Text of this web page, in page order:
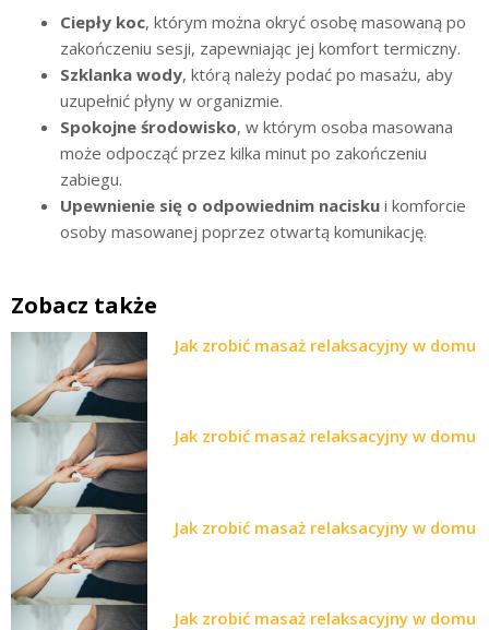
Ciepły koc, którym można okryć osobę masowaną po
zakończeniu sesji, zapewniając jej komfort termiczny.
Szklanka wody, którą należy podać po masażu, aby
uzupełnić płyny w organizmie.
Spokojne środowisko, w którym osoba masowana
może odpocząć przez kilka minut po zakończeniu
zabiegu.
Upewnienie się o odpowiednim nacisku i komforcie
osoby masowanej poprzez otwartą komunikację.
Zobacz także
Jak zrobić masaż relaksacyjny w domu
Jak zrobić masaż relaksacyjny w domu
Jak zrobić masaż relaksacyjny w domu
Jak zrobić masaż relaksacyjny w domu